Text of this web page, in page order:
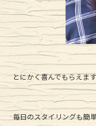
とにかく喜んでもらえま
毎日のスタイリングも簡